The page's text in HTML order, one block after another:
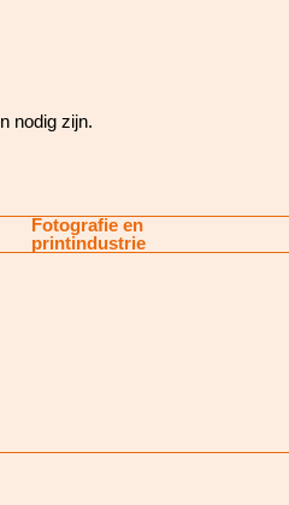
nodig zijn.
Fotografie en
printindustrie